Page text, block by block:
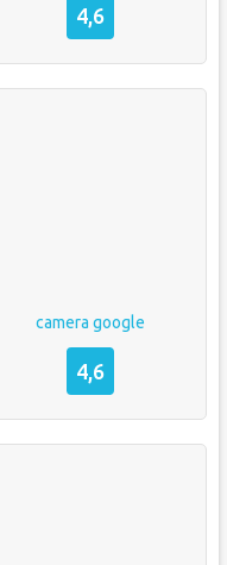
4,6
camera google
4,6